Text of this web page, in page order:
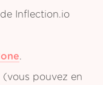
Inflection.io
.
(vous pouvez en